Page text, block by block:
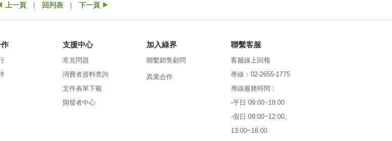
上一頁 回列表 下一頁
支援中心
常見問題
消費者資料查詢
文件表單下載
開發者中心
加入綠界
聯繫銷售顧問
異業合作
聯繫客服
客服線上回報
專線：02-2655-1775
專線服務時間：
-平日 09:00~18:00
-假日 09:00~12:00、
13:00~18:00